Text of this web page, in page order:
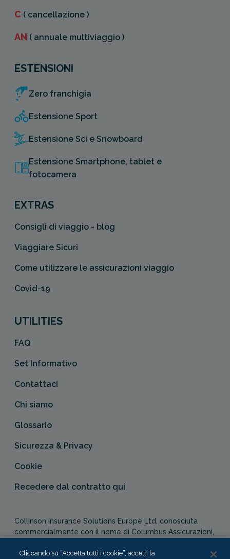
C ( cancellazione )
AN ( annuale multiviaggio )
ESTENSIONI
Zero franchigia
Estensione Sport
Estensione Sci e Snowboard
Estensione Smartphone, tablet e
fotocamera
EXTRAS
Consigli di viaggio - blog
Viaggiare Sicuri
Come utilizzare le assicurazioni viaggio
Covid-19
UTILITIES
FAQ
Set Informativo
Contattaci
Chi siamo
Glossario
Sicurezza & Privacy
Cookie
Recedere dal contratto qui
Collinson Insurance Solutions Europe Ltd, conosciuta
commercialmente con il nome di Columbus Assicurazioni,
Authority in qualità di agente assicurativo (Distribution Act
Cliccando su “Accetta tutti i cookie”, accetti la